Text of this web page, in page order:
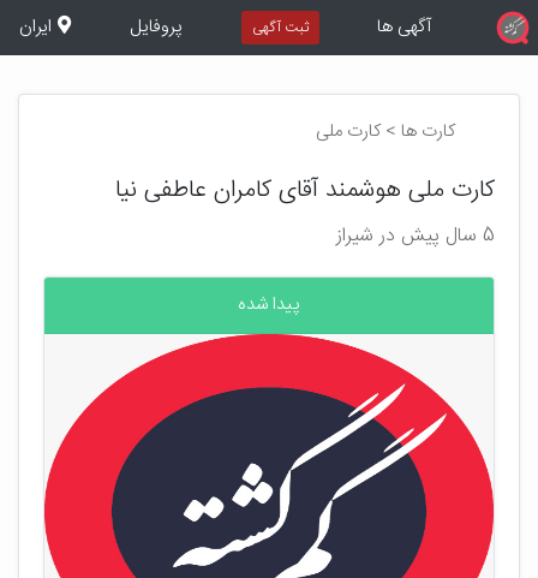
آگهی ها ثبت آگهی پروفایل ایران
کارت ها > کارت ملی
کارت ملی هوشمند آقای کامران عاطفی نیا
5 سال پیش در شیراز
پیدا شده